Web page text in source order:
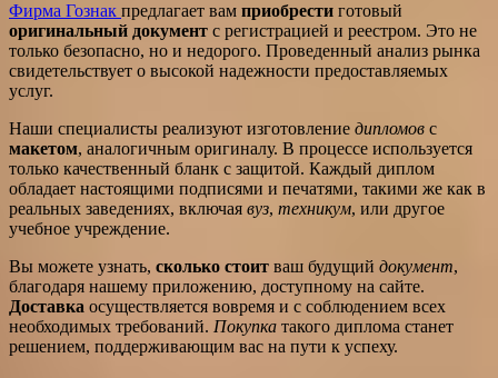
Фирма Гознак предлагает вам приобрести готовый
оригинальный документ с регистрацией и реестром. Это не
только безопасно, но и недорого. Проведенный анализ рынка
свидетельствует о высокой надежности предоставляемых
услуг.
Наши специалисты реализуют изготовление дипломов с
макетом, аналогичным оригиналу. В процессе используется
только качественный бланк с защитой. Каждый диплом
обладает настоящими подписями и печатями, такими же как в
реальных заведениях, включая вуз, техникум, или другое
учебное учреждение.
Вы можете узнать, сколько стоит ваш будущий документ,
благодаря нашему приложению, доступному на сайте.
Доставка осуществляется вовремя и с соблюдением всех
необходимых требований. Покупка такого диплома станет
решением, поддерживающим вас на пути к успеху.